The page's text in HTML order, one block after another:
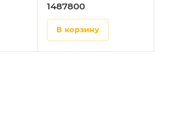
1487800
в корзину